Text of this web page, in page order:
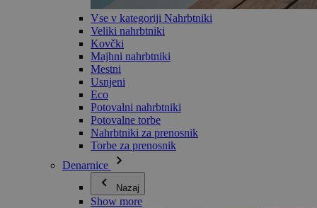
Vse v kategoriji Nahrbtniki
Veliki nahrbtniki
Kovčki
Majhni nahrbtniki
Mestni
Usnjeni
Eco
Potovalni nahrbtniki
Potovalne torbe
Nahrbtniki za prenosnik
Torbe za prenosnik
Denarnice
Nazaj
Show more